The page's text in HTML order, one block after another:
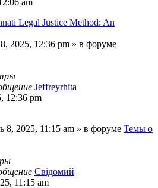
Legal Justice Method: An
2025, 12:36 pm » в форуме
Jeffreyrhita
12:36 pm
8, 2025, 11:15 am » в форуме Темы о
Свідомий
11:15 am